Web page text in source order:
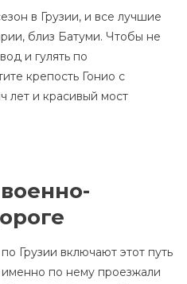
в Грузии, и все лучшие
близ Батуми. Чтобы не
и гулять по
крепость Гонио с
лет и красивый мост
Грузии включают этот путь
по нему проезжали